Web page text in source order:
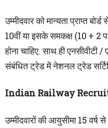
उम्मीदवार को मान्यता प्राप्त
10वीं या इसके समकक्ष (10 + 2
होना चाहिए. साथ ही एनसीवीटी /
संबंधित ट्रेड में नेशनल ट्रेड
Indian Railway
उम्मीदवारों की आयुसीमा 15 वर्ष